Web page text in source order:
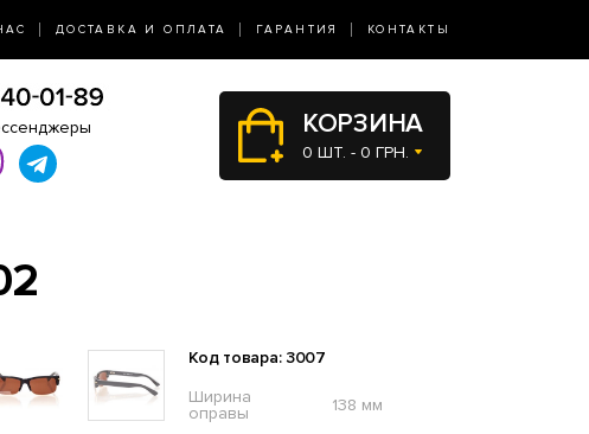
ДОСТАВКА И ОПЛАТА ГАРАНТИЯ КОНТАКТЫ
КОРЗИНА
0 ШТ. - 0 ГРН.
Код товара: 3007
Ширина
оправы
138 мм